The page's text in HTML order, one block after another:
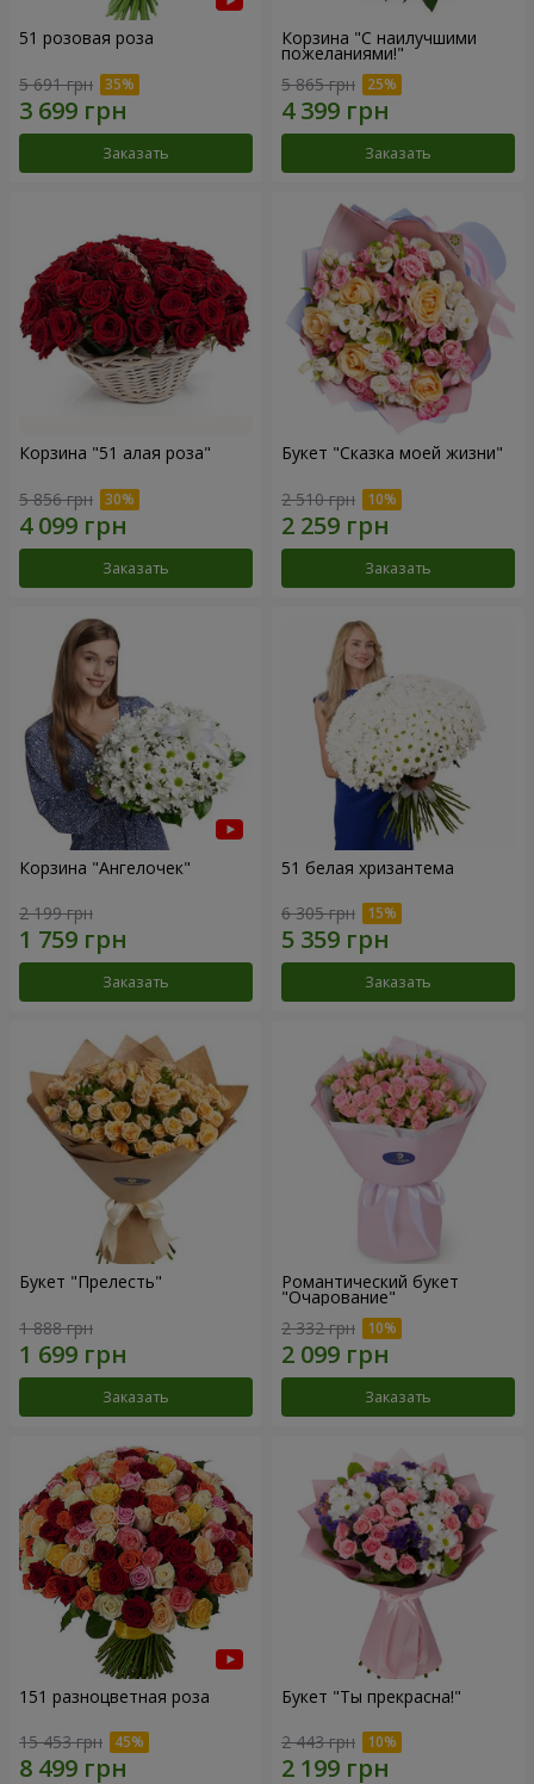
51 розовая роза
5 691 грн
Заказать
Корзина "С наилучшими
пожеланиями!"
5 865 грн
Заказать
Корзина "51 алая роза"
5 856 грн
Заказать
Букет "Сказка моей жизни"
2 510 грн
Заказать
Корзина "Ангелочек"
2 199 грн
Заказать
51 белая хризантема
6 305 грн
Заказать
Букет "Прелесть"
1 888 грн
Заказать
Романтический букет
"Очарование"
2 332 грн
Заказать
151 разноцветная роза
15 453 грн
Букет "Ты прекрасна!"
2 443 грн